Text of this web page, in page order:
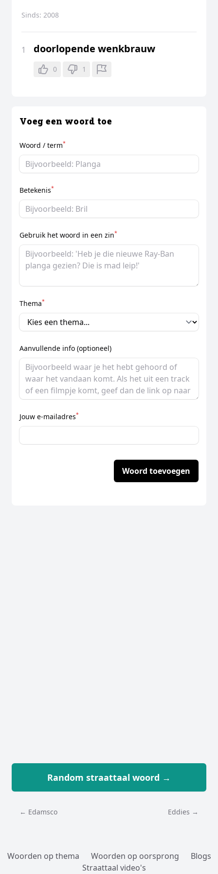
Sinds: 2008
1 doorlopende wenkbrauw
0 1
Voeg een woord toe
Woord / term*
Betekenis*
Gebruik het woord in een zin*
Thema*
Aanvullende info (optioneel)
Jouw e-mailadres*
Woord toevoegen
Random straattaal woord →
← Edamsco Eddies →
Woorden op thema Woorden op oorsprong
Blogs
Straattaal video's